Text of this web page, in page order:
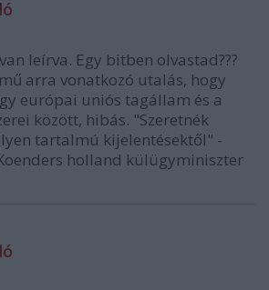
leírva. Egy bitben olvastad???
arra vonatkozó utalás, hogy
európai uniós tagállam és a
között, hibás. "Szeretnék
tartalmú kijelentésektől" -
holland külügyminiszter